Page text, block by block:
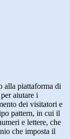
alla piattaforma di
aiutare i
dei visitatori e
pattern, in cui il
e lettere, che
che imposta il